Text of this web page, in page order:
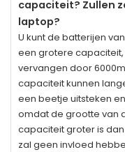
capaciteit? Zullen
laptop?
U kunt de batterijen
een grotere
vervangen door
capaciteit kunnen
een beetje uitsteken
omdat de grootte van
capaciteit groter is
zal geen invloed